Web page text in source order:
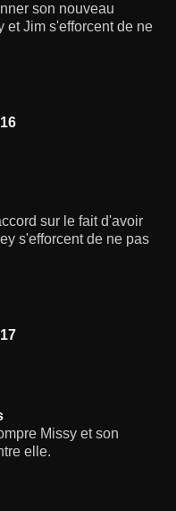
son nouveau
et Jim s'efforcent de ne
sur le fait d'avoir
s'efforcent de ne pas
Missy et son
elle.